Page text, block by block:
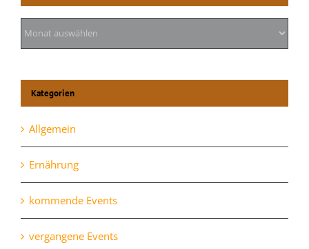
Archiv
Kategorien
Allgemein
Ernährung
kommende Events
vergangene Events